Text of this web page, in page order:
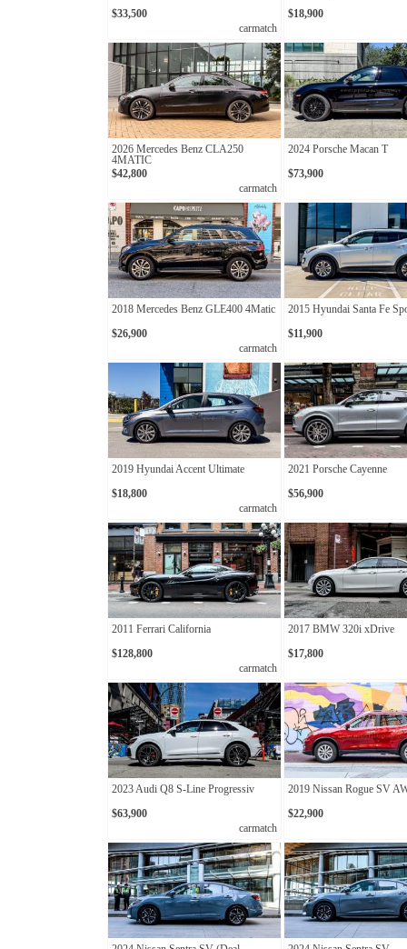
$33,500
carmatch
$18,900
2026 Mercedes Benz CLA250
4MATIC
$42,800
carmatch
2024 Porsche Macan T
$73,900
2018 Mercedes Benz GLE400 4Matic
$26,900
carmatch
2015 Hyundai Santa Fe
$11,900
2019 Hyundai Accent Ultimate
$18,800
carmatch
2021 Porsche Cayenne
$56,900
2011 Ferrari California
$128,800
carmatch
2017 BMW 320i xDrive
$17,800
2023 Audi Q8 S-Line Progressiv
$63,900
carmatch
2019 Nissan Rogue SV
$22,900